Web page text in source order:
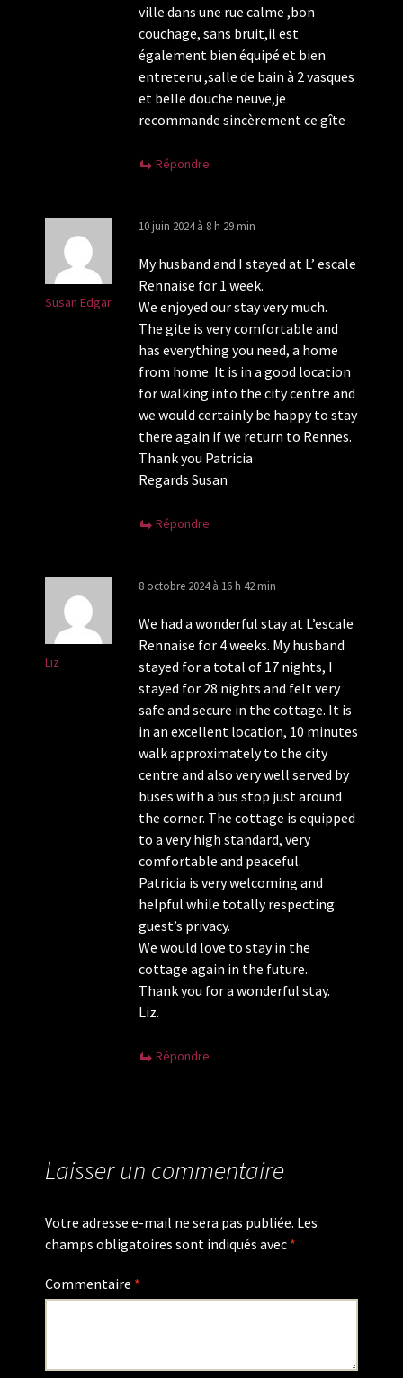
ville dans une rue calme ,bon
couchage, sans bruit,il est
également bien équipé et bien
entretenu ,salle de bain à 2 vasques
et belle douche neuve,je
recommande sincèrement ce gîte
Répondre
Susan Edgar
10 juin 2024 à 8 h 29 min
My husband and I stayed at L’ escale
Rennaise for 1 week.
We enjoyed our stay very much.
The gite is very comfortable and
has everything you need, a home
from home. It is in a good location
for walking into the city centre and
we would certainly be happy to stay
there again if we return to Rennes.
Thank you Patricia
Regards Susan
Répondre
Liz
8 octobre 2024 à 16 h 42 min
We had a wonderful stay at L’escale
Rennaise for 4 weeks. My husband
stayed for a total of 17 nights, I
stayed for 28 nights and felt very
safe and secure in the cottage. It is
in an excellent location, 10 minutes
walk approximately to the city
centre and also very well served by
buses with a bus stop just around
the corner. The cottage is equipped
to a very high standard, very
comfortable and peaceful.
Patricia is very welcoming and
helpful while totally respecting
guest’s privacy.
We would love to stay in the
cottage again in the future.
Thank you for a wonderful stay.
Liz.
Répondre
Laisser un commentaire
Votre adresse e-mail ne sera pas publiée. Les
champs obligatoires sont indiqués avec *
Commentaire *